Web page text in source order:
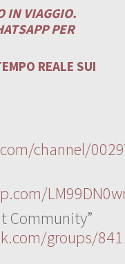
IN VIAGGIO.
PER
REALE SUI
channel/
Community”
groups/